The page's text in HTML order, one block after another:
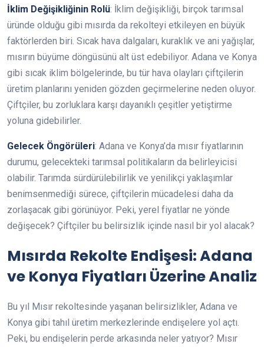
İklim Değişikliğinin Rolü: İklim değişikliği, birçok tarımsal
üründe olduğu gibi mısırda da rekolteyi etkileyen en büyük
faktörlerden biri. Sıcak hava dalgaları, kuraklık ve ani yağışlar,
mısırın büyüme döngüsünü alt üst edebiliyor. Adana ve Konya
gibi sıcak iklim bölgelerinde, bu tür hava olayları çiftçilerin
üretim planlarını yeniden gözden geçirmelerine neden oluyor.
Çiftçiler, bu zorluklara karşı dayanıklı çeşitler yetiştirme
yoluna gidebilirler.
Gelecek Öngörüleri: Adana ve Konya’da mısır fiyatlarının
durumu, gelecekteki tarımsal politikaların da belirleyicisi
olabilir. Tarımda sürdürülebilirlik ve yenilikçi yaklaşımlar
benimsenmediği sürece, çiftçilerin mücadelesi daha da
zorlaşacak gibi görünüyor. Peki, yerel fiyatlar ne yönde
değişecek? Çiftçiler bu belirsizlik içinde nasıl bir yol alacak?
Mısırda Rekolte Endişesi: Adana
ve Konya Fiyatları Üzerine Analiz
Bu yıl Mısır rekoltesinde yaşanan belirsizlikler, Adana ve
Konya gibi tahıl üretim merkezlerinde endişelere yol açtı.
Peki, bu endişelerin perde arkasında neler yatıyor? Mısır